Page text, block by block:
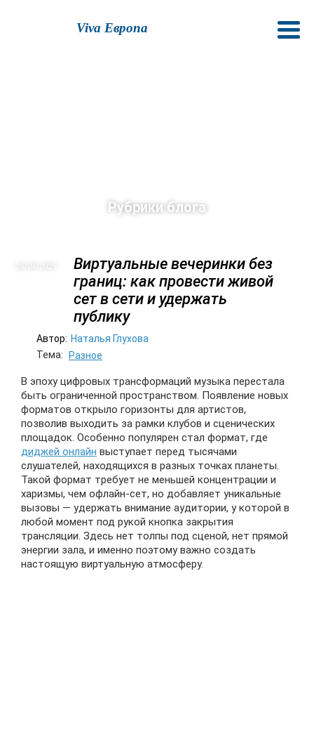
Viva Европа
Рубрики блога
Виртуальные вечеринки без
границ: как провести живой
сет в сети и удержать
публику
Автор: Наталья Глухова
Тема:
Разное
В эпоху цифровых трансформаций музыка перестала
быть ограниченной пространством. Появление новых
форматов открыло горизонты для артистов,
позволив выходить за рамки клубов и сценических
площадок. Особенно популярен стал формат, где
диджей онлайн выступает перед тысячами
слушателей, находящихся в разных точках планеты.
Такой формат требует не меньшей концентрации и
харизмы, чем офлайн-сет, но добавляет уникальные
вызовы — удержать внимание аудитории, у которой в
любой момент под рукой кнопка закрытия
трансляции. Здесь нет толпы под сценой, нет прямой
энергии зала, и именно поэтому важно создать
настоящую виртуальную атмосферу.